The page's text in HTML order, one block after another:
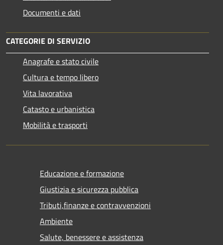
Documenti e dati
CATEGORIE DI SERVIZIO
Anagrafe e stato civile
Cultura e tempo libero
Vita lavorativa
Catasto e urbanistica
Mobilità e trasporti
Educazione e formazione
Giustizia e sicurezza pubblica
Tributi,finanze e contravvenzioni
Ambiente
Salute, benessere e assistenza